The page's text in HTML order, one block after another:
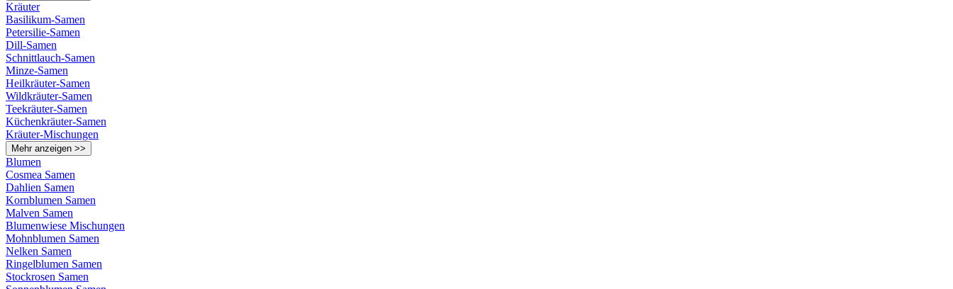
Kräuter
Basilikum-Samen
Petersilie-Samen
Dill-Samen
Schnittlauch-Samen
Minze-Samen
Heilkräuter-Samen
Wildkräuter-Samen
Teekräuter-Samen
Küchenkräuter-Samen
Kräuter-Mischungen
Mehr anzeigen >>
Blumen
Cosmea Samen
Dahlien Samen
Kornblumen Samen
Malven Samen
Blumenwiese Mischungen
Mohnblumen Samen
Nelken Samen
Ringelblumen Samen
Stockrosen Samen